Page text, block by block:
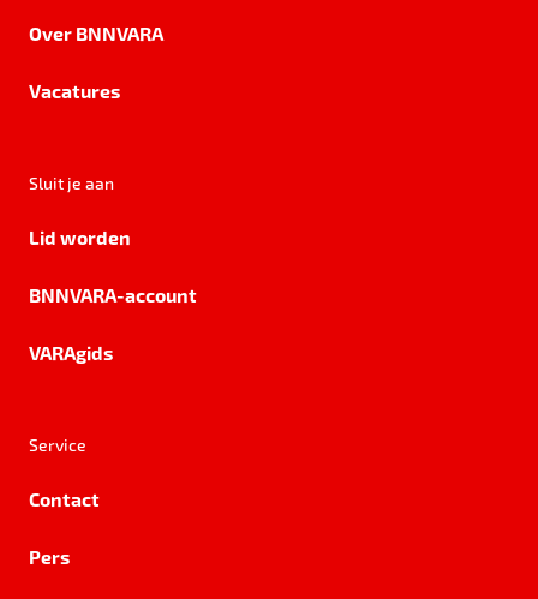
Over BNNVARA
Vacatures
Sluit je aan
Lid worden
BNNVARA-account
VARAgids
Service
Contact
Pers